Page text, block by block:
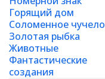
Горящий дом
Соломенное чучело
Золотая рыбка
Животные
Фантастические
создания